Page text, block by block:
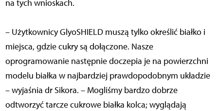
na tych wnioskach.
– Użytkownicy GlyoSHIELD muszą tylko określić białko i
miejsca, gdzie cukry są dołączone. Nasze
oprogramowanie następnie doczepia je na powierzchni
modelu białka w najbardziej prawdopodobnym układzie
– wyjaśnia dr Sikora. – Mogliśmy bardzo dobrze
odtworzyć tarcze cukrowe białka kolca; wyglądają